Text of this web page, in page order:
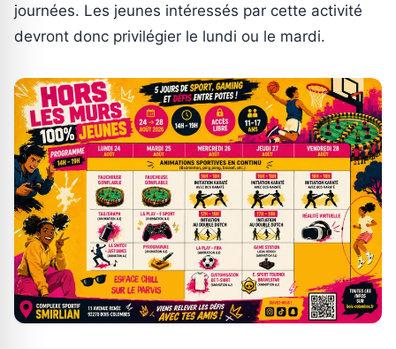
journées. Les jeunes intéressés par cette activité
devront donc privilégier le lundi ou le mardi.